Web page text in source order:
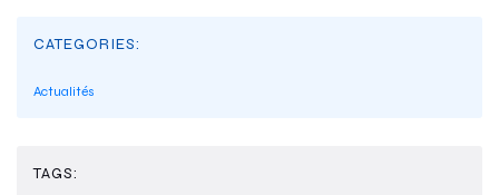
CATEGORIES:
Actualités
TAGS: